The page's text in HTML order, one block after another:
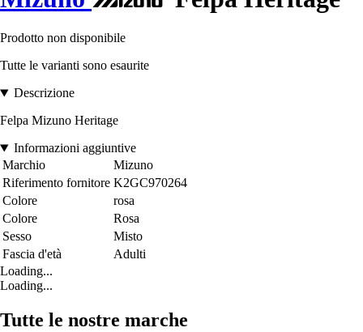
Prodotto non disponibile
Tutte le varianti sono esaurite
Descrizione
Felpa Mizuno Heritage
Informazioni aggiuntive
Marchio
Mizuno
Riferimento fornitore K2GC970264
Colore
rosa
Colore
Rosa
Sesso
Misto
Fascia d'età
Adulti
Loading...
Loading...
Tutte le nostre marche